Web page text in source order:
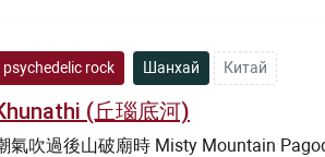
psychedelic rock Шанхай Китай
(丘瑙底河)
氣吹過後山破廟時 Misty Mountain